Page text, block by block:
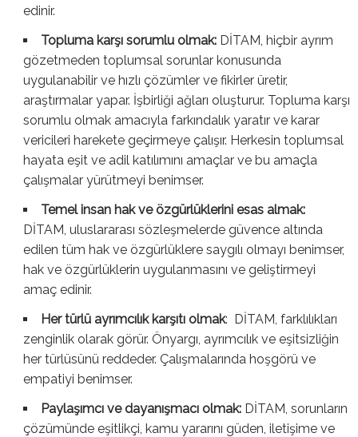
edinir.
Topluma karşı sorumlu olmak: DİTAM, hiçbir ayrım
gözetmeden toplumsal sorunlar konusunda
uygulanabilir ve hızlı çözümler ve fikirler üretir,
araştırmalar yapar. İşbirliği ağları oluşturur. Topluma karşı
sorumlu olmak amacıyla farkındalık yaratır ve karar
vericileri harekete geçirmeye çalışır. Herkesin toplumsal
hayata eşit ve adil katılımını amaçlar ve bu amaçla
çalışmalar yürütmeyi benimser.
Temel insan hak ve özgürlüklerini esas almak:
DİTAM, uluslararası sözleşmelerde güvence altında
edilen tüm hak ve özgürlüklere saygılı olmayı benimser,
hak ve özgürlüklerin uygulanmasını ve geliştirmeyi
amaç edinir.
Her türlü ayrımcılık karşıtı olmak: DİTAM, farklılıkları
zenginlik olarak görür. Önyargı, ayrımcılık ve eşitsizliğin
her türlüsünü reddeder. Çalışmalarında hoşgörü ve
empatiyi benimser.
Paylaşımcı ve dayanışmacı olmak: DİTAM, sorunların
çözümünde eşitlikçi, kamu yararını güden, iletişime ve